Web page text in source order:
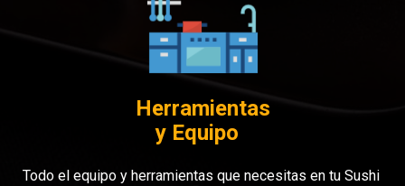
Herramientas
y Equipo
Todo el equipo y herramientas que necesitas en tu Sushi